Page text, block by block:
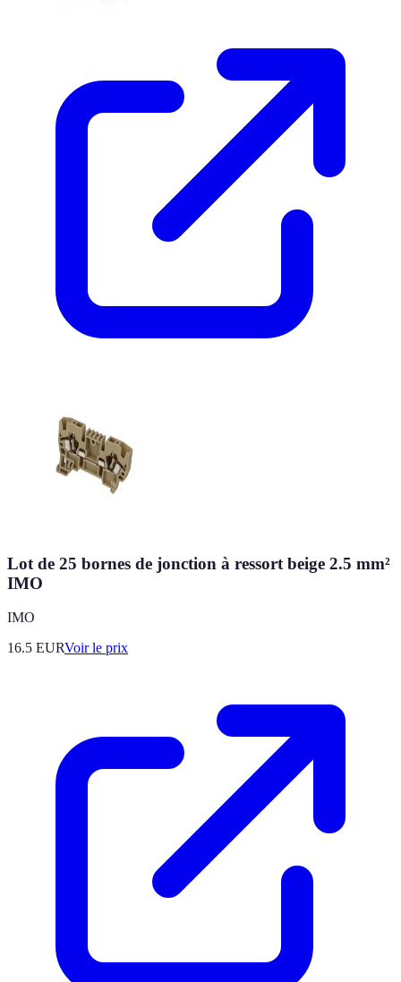
Lot de 25 bornes de jonction à ressort beige 2.5 mm²
IMO
IMO
16.5 EURVoir le prix